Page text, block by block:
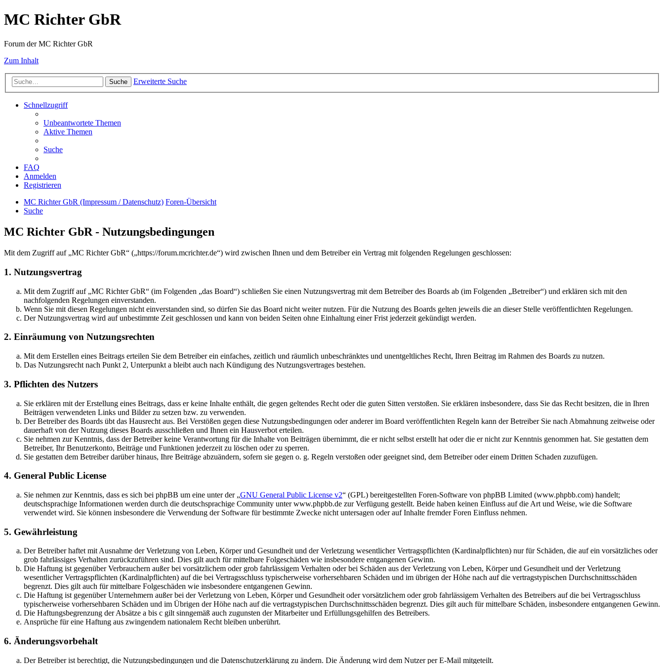
MC Richter GbR
Forum der MC Richter GbR
Zum Inhalt
Suche Erweiterte Suche
Schnellzugriff
Unbeantwortete Themen
Aktive Themen
Suche
FAQ
Anmelden
Registrieren
MC Richter GbR (Impressum / Datenschutz) Foren-Übersicht
Suche
MC Richter GbR - Nutzungsbedingungen
Mit dem Zugriff auf „MC Richter GbR“ („https://forum.mcrichter.de“) wird zwischen Ihnen und dem Betreiber ein Vertrag mit folgenden Regelungen geschlossen:
1. Nutzungsvertrag
Mit dem Zugriff auf „MC Richter GbR“ (im Folgenden „das Board“) schließen Sie einen Nutzungsvertrag mit dem Betreiber des Boards ab (im Folgenden „Betreiber“) und erklären sich mit den
nachfolgenden Regelungen einverstanden.
Wenn Sie mit diesen Regelungen nicht einverstanden sind, so dürfen Sie das Board nicht weiter nutzen. Für die Nutzung des Boards gelten jeweils die an dieser Stelle veröffentlichten Regelungen.
Der Nutzungsvertrag wird auf unbestimmte Zeit geschlossen und kann von beiden Seiten ohne Einhaltung einer Frist jederzeit gekündigt werden.
2. Einräumung von Nutzungsrechten
Mit dem Erstellen eines Beitrags erteilen Sie dem Betreiber ein einfaches, zeitlich und räumlich unbeschränktes und unentgeltliches Recht, Ihren Beitrag im Rahmen des Boards zu nutzen.
Das Nutzungsrecht nach Punkt 2, Unterpunkt a bleibt auch nach Kündigung des Nutzungsvertrages bestehen.
3. Pflichten des Nutzers
Sie erklären mit der Erstellung eines Beitrags, dass er keine Inhalte enthält, die gegen geltendes Recht oder die guten Sitten verstoßen. Sie erklären insbesondere, dass Sie das Recht besitzen, die in Ihren
Beiträgen verwendeten Links und Bilder zu setzen bzw. zu verwenden.
Der Betreiber des Boards übt das Hausrecht aus. Bei Verstößen gegen diese Nutzungsbedingungen oder anderer im Board veröffentlichten Regeln kann der Betreiber Sie nach Abmahnung zeitweise oder
dauerhaft von der Nutzung dieses Boards ausschließen und Ihnen ein Hausverbot erteilen.
Sie nehmen zur Kenntnis, dass der Betreiber keine Verantwortung für die Inhalte von Beiträgen übernimmt, die er nicht selbst erstellt hat oder die er nicht zur Kenntnis genommen hat. Sie gestatten dem
Betreiber, Ihr Benutzerkonto, Beiträge und Funktionen jederzeit zu löschen oder zu sperren.
Sie gestatten dem Betreiber darüber hinaus, Ihre Beiträge abzuändern, sofern sie gegen o. g. Regeln verstoßen oder geeignet sind, dem Betreiber oder einem Dritten Schaden zuzufügen.
4. General Public License
Sie nehmen zur Kenntnis, dass es sich bei phpBB um eine unter der „GNU General Public License v2“ (GPL) bereitgestellten Foren-Software von phpBB Limited (www.phpbb.com) handelt;
deutschsprachige Informationen werden durch die deutschsprachige Community unter www.phpbb.de zur Verfügung gestellt. Beide haben keinen Einfluss auf die Art und Weise, wie die Software
verwendet wird. Sie können insbesondere die Verwendung der Software für bestimmte Zwecke nicht untersagen oder auf Inhalte fremder Foren Einfluss nehmen.
5. Gewährleistung
Der Betreiber haftet mit Ausnahme der Verletzung von Leben, Körper und Gesundheit und der Verletzung wesentlicher Vertragspflichten (Kardinalpflichten) nur für Schäden, die auf ein vorsätzliches oder
grob fahrlässiges Verhalten zurückzuführen sind. Dies gilt auch für mittelbare Folgeschäden wie insbesondere entgangenen Gewinn.
Die Haftung ist gegenüber Verbrauchern außer bei vorsätzlichem oder grob fahrlässigem Verhalten oder bei Schäden aus der Verletzung von Leben, Körper und Gesundheit und der Verletzung
wesentlicher Vertragspflichten (Kardinalpflichten) auf die bei Vertragsschluss typischerweise vorhersehbaren Schäden und im übrigen der Höhe nach auf die vertragstypischen Durchschnittsschäden
begrenzt. Dies gilt auch für mittelbare Folgeschäden wie insbesondere entgangenen Gewinn.
Die Haftung ist gegenüber Unternehmern außer bei der Verletzung von Leben, Körper und Gesundheit oder vorsätzlichem oder grob fahrlässigem Verhalten des Betreibers auf die bei Vertragsschluss
typischerweise vorhersehbaren Schäden und im Übrigen der Höhe nach auf die vertragstypischen Durchschnittsschäden begrenzt. Dies gilt auch für mittelbare Schäden, insbesondere entgangenen Gewinn.
Die Haftungsbegrenzung der Absätze a bis c gilt sinngemäß auch zugunsten der Mitarbeiter und Erfüllungsgehilfen des Betreibers.
Ansprüche für eine Haftung aus zwingendem nationalem Recht bleiben unberührt.
6. Änderungsvorbehalt
Der Betreiber ist berechtigt, die Nutzungsbedingungen und die Datenschutzerklärung zu ändern. Die Änderung wird dem Nutzer per E-Mail mitgeteilt.